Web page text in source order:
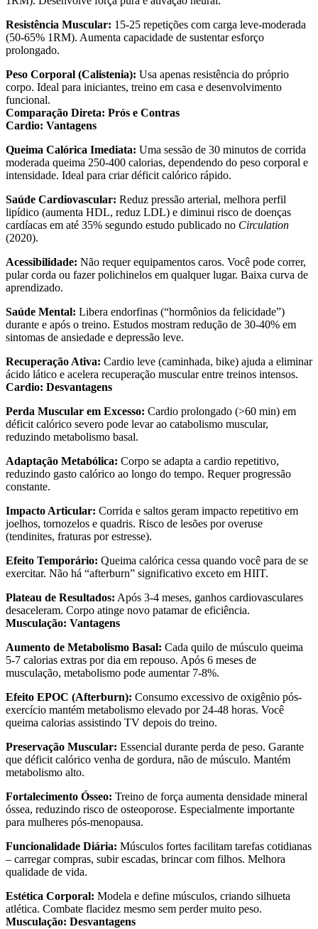
Resistência Muscular: 15-25 repetições com carga leve-moderada
(50-65% 1RM). Aumenta capacidade de sustentar esforço
prolongado.
Peso Corporal (Calistenia): Usa apenas resistência do próprio
corpo. Ideal para iniciantes, treino em casa e desenvolvimento
funcional.
Comparação Direta: Prós e Contras
Cardio: Vantagens
Queima Calórica Imediata: Uma sessão de 30 minutos de corrida
moderada queima 250-400 calorias, dependendo do peso corporal e
intensidade. Ideal para criar déficit calórico rápido.
Saúde Cardiovascular: Reduz pressão arterial, melhora perfil
lipídico (aumenta HDL, reduz LDL) e diminui risco de doenças
cardíacas em até 35% segundo estudo publicado no Circulation
(2020).
Acessibilidade: Não requer equipamentos caros. Você pode correr,
pular corda ou fazer polichinelos em qualquer lugar. Baixa curva de
aprendizado.
Saúde Mental: Libera endorfinas (“hormônios da felicidade”)
durante e após o treino. Estudos mostram redução de 30-40% em
sintomas de ansiedade e depressão leve.
Recuperação Ativa: Cardio leve (caminhada, bike) ajuda a eliminar
ácido lático e acelera recuperação muscular entre treinos intensos.
Cardio: Desvantagens
Perda Muscular em Excesso: Cardio prolongado (>60 min) em
déficit calórico severo pode levar ao catabolismo muscular,
reduzindo metabolismo basal.
Adaptação Metabólica: Corpo se adapta a cardio repetitivo,
reduzindo gasto calórico ao longo do tempo. Requer progressão
constante.
Impacto Articular: Corrida e saltos geram impacto repetitivo em
joelhos, tornozelos e quadris. Risco de lesões por overuse
(tendinites, fraturas por estresse).
Efeito Temporário: Queima calórica cessa quando você para de se
exercitar. Não há “afterburn” significativo exceto em HIIT.
Plateau de Resultados: Após 3-4 meses, ganhos cardiovasculares
desaceleram. Corpo atinge novo patamar de eficiência.
Musculação: Vantagens
Aumento de Metabolismo Basal: Cada quilo de músculo queima
5-7 calorias extras por dia em repouso. Após 6 meses de
musculação, metabolismo pode aumentar 7-8%.
Efeito EPOC (Afterburn): Consumo excessivo de oxigênio pós-
exercício mantém metabolismo elevado por 24-48 horas. Você
queima calorias assistindo TV depois do treino.
Preservação Muscular: Essencial durante perda de peso. Garante
que déficit calórico venha de gordura, não de músculo. Mantém
metabolismo alto.
Fortalecimento Ósseo: Treino de força aumenta densidade mineral
óssea, reduzindo risco de osteoporose. Especialmente importante
para mulheres pós-menopausa.
Funcionalidade Diária: Músculos fortes facilitam tarefas cotidianas
– carregar compras, subir escadas, brincar com filhos. Melhora
qualidade de vida.
Estética Corporal: Modela e define músculos, criando silhueta
atlética. Combate flacidez mesmo sem perder muito peso.
Musculação: Desvantagens